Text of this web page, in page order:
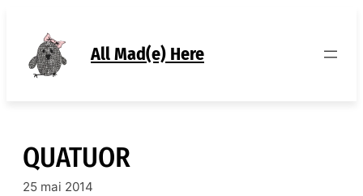
contenu
All Mad(e) Here
QUATUOR
25 mai 2014